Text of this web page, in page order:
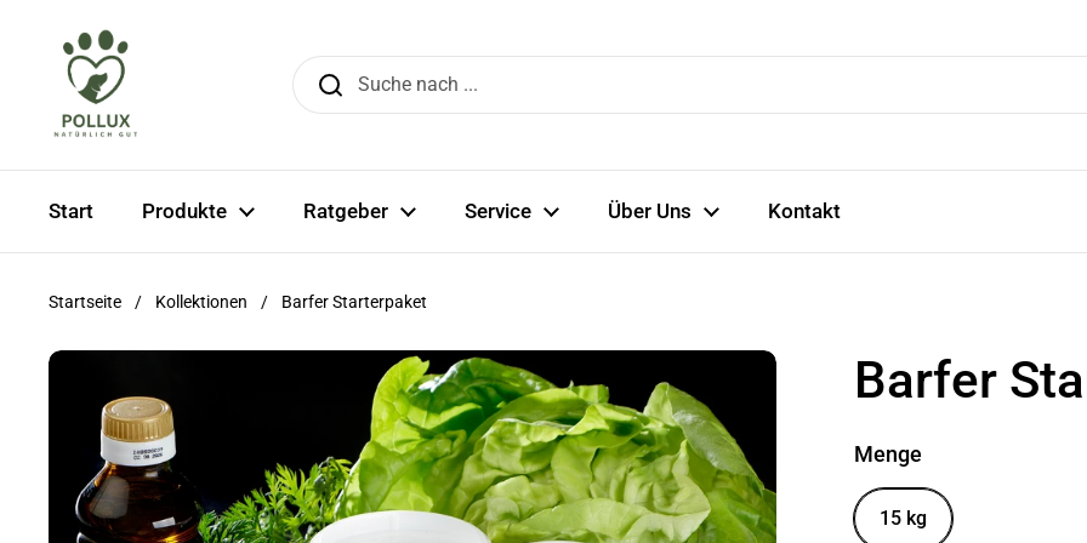
Skip to content
Skip to menu
Open Accessibility Widget
Start Produkte Ratgeber Service Über Uns Kontakt
Startseite / Kollektionen / Barfer Starterpaket
Barfer
Menge
15 kg